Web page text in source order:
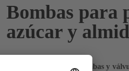
Bombas para
azúcar y
KSB ofrece todas las bombas y